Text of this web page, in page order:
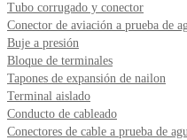
Tubo corrugado y conector
Conector de aviación a prueba de
Buje a presión
Bloque de terminales
Tapones de expansión de nailon
Terminal aislado
Conducto de cableado
Conectores de cable a prueba de